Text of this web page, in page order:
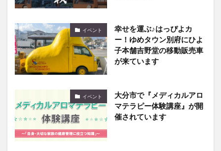
イベント
幸せを運ぶ♪はっぴよカ
ー！ゆめタウン別府にひよ
子本舗吉野堂の移動販売車
が来ています
イベント
大分市で『メディカルアロ
マテラピー体験講座』が開
催されています